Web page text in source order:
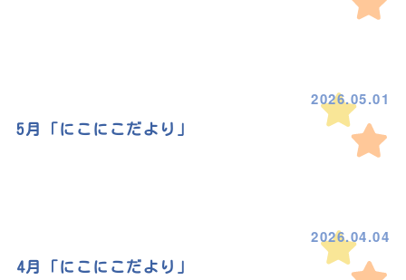
2026.05.01
5月「にこにこだより」
2026.04.04
4月「にこにこだより」